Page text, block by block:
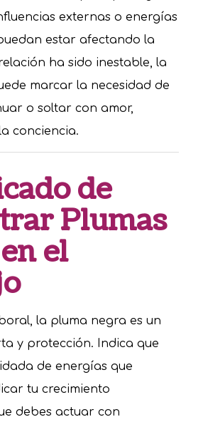
externas o energías
estar afectando la
ha sido inestable, la
marcar la necesidad de
o soltar con amor,
conciencia.
de
Plumas
el
la pluma negra es un
y protección. Indica que
de energías que
tu crecimiento
debes actuar con